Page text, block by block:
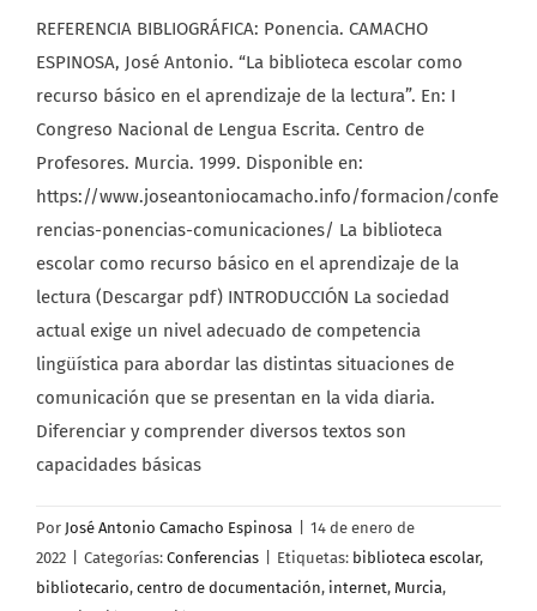
REFERENCIA BIBLIOGRÁFICA: Ponencia. CAMACHO
ESPINOSA, José Antonio. “La biblioteca escolar como
recurso básico en el aprendizaje de la lectura”. En: I
Congreso Nacional de Lengua Escrita. Centro de
Profesores. Murcia. 1999. Disponible en:
https://www.joseantoniocamacho.info/formacion/confe
rencias-ponencias-comunicaciones/ La biblioteca
escolar como recurso básico en el aprendizaje de la
lectura (Descargar pdf) INTRODUCCIÓN La sociedad
actual exige un nivel adecuado de competencia
lingüística para abordar las distintas situaciones de
comunicación que se presentan en la vida diaria.
Diferenciar y comprender diversos textos son
capacidades básicas
Por José Antonio Camacho Espinosa
14 de enero de
2022
Categorías: Conferencias Etiquetas: biblioteca escolar,
bibliotecario, centro de documentación, internet, Murcia,